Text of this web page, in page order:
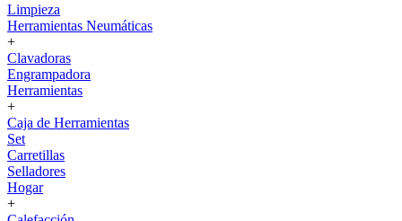
Limpieza
Herramientas Neumáticas
+
Clavadoras
Engrampadora
Herramientas
+
Caja de Herramientas
Set
Carretillas
Selladores
Hogar
+